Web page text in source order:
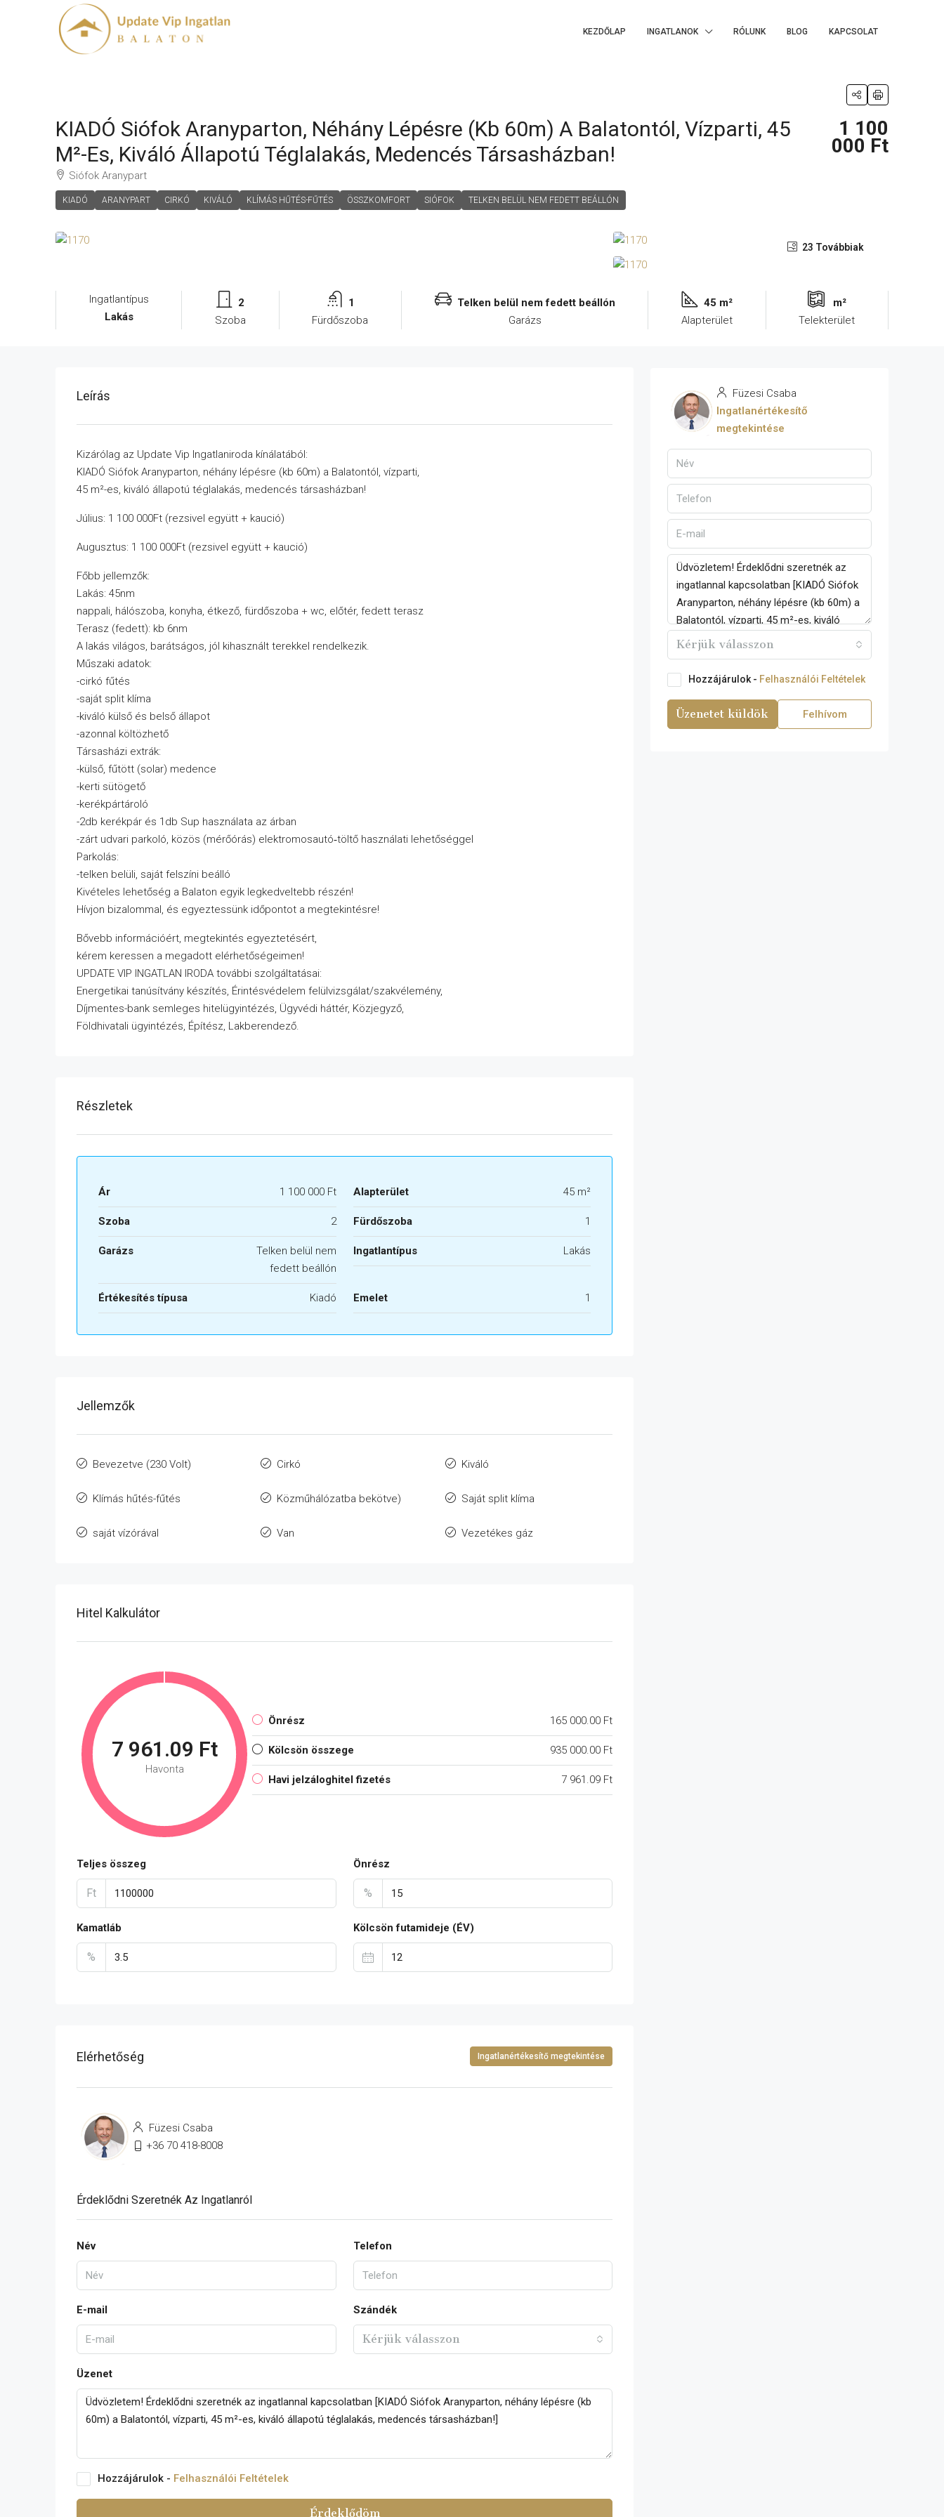
KEZDŐLAP INGATLANOK RÓLUNK BLOG KAPCSOLAT
KIADÓ Siófok Aranyparton, Néhány Lépésre (kb 60m) A Balatontól, Vízparti, 45
M²-Es, Kiváló Állapotú Téglalakás, Medencés Társasházban!
Siófok Aranypart
KIADÓ ARANYPART CIRKÓ KIVÁLÓ KLÍMÁS HŰTÉS-FŰTÉS ÖSSZKOMFORT SIÓFOK TELKEN BELÜL NEM FEDETT BEÁLLÓN
1 100
000 Ft
23 Továbbiak
Ingatlantípus
Lakás
2
Szoba
1
Fürdőszoba
Telken belül nem fedett beállón
Garázs
45 m²
Alapterület
m²
Telekterület
Leírás
Kizárólag az Update Vip Ingatlaniroda kínálatából:
KIADÓ Siófok Aranyparton, néhány lépésre (kb 60m) a Balatontól, vízparti,
45 m²-es, kiváló állapotú téglalakás, medencés társasházban!
Július: 1 100 000Ft (rezsivel együtt + kaució)
Augusztus: 1 100 000Ft (rezsivel együtt + kaució)
Főbb jellemzők:
Lakás: 45nm
nappali, hálószoba, konyha, étkező, fürdőszoba + wc, előtér, fedett terasz
Terasz (fedett): kb 6nm
A lakás világos, barátságos, jól kihasznált terekkel rendelkezik.
Műszaki adatok:
-cirkó fűtés
-saját split klíma
-kiváló külső és belső állapot
-azonnal költözhető
Társasházi extrák:
-külső, fűtött (solar) medence
-kerti sütögető
-kerékpártároló
-2db kerékpár és 1db Sup használata az árban
-zárt udvari parkoló, közös (mérőórás) elektromosautó‑töltő használati lehetőséggel
Parkolás:
-telken belüli, saját felszíni beálló
Kivételes lehetőség a Balaton egyik legkedveltebb részén!
Hívjon bizalommal, és egyeztessünk időpontot a megtekintésre!
Bővebb információért, megtekintés egyeztetésért,
kérem keressen a megadott elérhetőségeimen!
UPDATE VIP INGATLAN IRODA további szolgáltatásai:
Energetikai tanúsítvány készítés, Érintésvédelem felülvizsgálat/szakvélemény,
Díjmentes-bank semleges hitelügyintézés, Ügyvédi háttér, Közjegyző,
Földhivatali ügyintézés, Építész, Lakberendező.
Részletek
Ár 1 100 000 Ft Alapterület 45 m²
Szoba 2 Fürdőszoba 1
Garázs
Telken belül nem
fedett beállón
Ingatlantípus Lakás
Értékesítés típusa Kiadó Emelet 1
Jellemzők
Bevezetve (230 Volt) Cirkó Kiváló
Klímás hűtés-fűtés Közműhálózatba bekötve) Saját split klíma
saját vízórával Van Vezetékes gáz
Hitel Kalkulátor
7 961.09 Ft
Havonta
Önrész 165 000.00 Ft
Kölcsön összege 935 000.00 Ft
Havi jelzáloghitel fizetés 7 961.09 Ft
Teljes összeg
Ft
Önrész
%
Kamatláb
%
Kölcsön futamideje (ÉV)
Elérhetőség Ingatlanértékesítő megtekintése
Füzesi Csaba
+36 70 418-8008
Érdeklődni Szeretnék Az Ingatlanról
Név Telefon
E-mail Szándék
Kérjük válasszon
Üzenet
Hozzájárulok - Felhasználói Feltételek
Érdeklődöm
Füzesi Csaba
Ingatlanértékesítő
megtekintése
Kérjük válasszon
Hozzájárulok - Felhasználói Feltételek
Üzenetet küldök Felhívom